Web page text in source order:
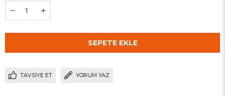
TAVSIYE ET YORUM YAZ